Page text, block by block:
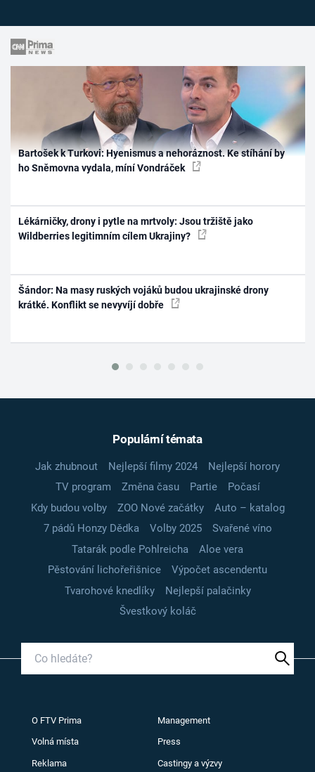
Bartošek k Turkovi: Hyenismus a nehoráznost. Ke stíhání by
ho Sněmovna vydala, míní Vondráček
Lékárničky, drony i pytle na mrtvoly: Jsou tržiště jako
Wildberries legitimním cílem Ukrajiny?
Šándor: Na masy ruských vojáků budou ukrajinské drony
krátké. Konflikt se nevyvíjí dobře
Populární témata
Jak zhubnout Nejlepší filmy 2024
Nejlepší horory
TV program
Změna času Partie
Počasí
Kdy budou volby
ZOO Nové začátky
Auto – katalog
7 pádů Honzy Dědka
Volby 2025
Svařené víno
Tatarák podle Pohlreicha
Aloe vera
Pěstování lichořeřišnice
Výpočet ascendentu
Tvarohové knedlíky
Nejlepší palačinky
Švestkový koláč
O FTV Prima Management
Volná místa Press
Reklama Castingy a výzvy